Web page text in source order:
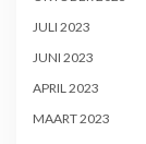
JULI 2023
JUNI 2023
APRIL 2023
MAART 2023